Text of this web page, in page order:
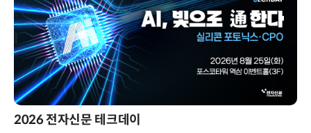
2026 전자신문 테크데이